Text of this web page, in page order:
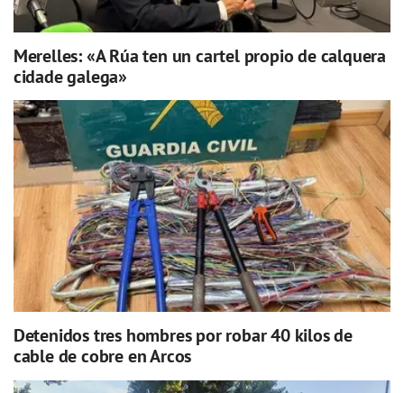
Merelles: «A Rúa ten un cartel propio de calquera
cidade galega»
Detenidos tres hombres por robar 40 kilos de
cable de cobre en Arcos